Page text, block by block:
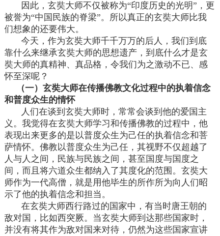
因此，玄奘大师不仅被称为“印度历史的光明”，更
被誉为“中国民族的脊梁”。所以真正的玄奘大师比我
们想象的还要伟大。
今天，作为玄奘大师千千万万的后人，我们到底
靠什么来继承玄奘大师的思想遗产，到底什么才是玄
奘大师的真精神、真品格，令我们为之激动不已、感
怀至深呢？
（一）玄奘大师在传播佛教文化过程中的执着信念
和普度众生的情怀
人们在谈到玄奘大师时，常常会谈到他的爱国主
义。我觉得在玄奘大师学习和传播佛教的过程中，他
表现出来更多的是以普度众生为己任的执着信念和菩
萨情怀。佛教以普度众生为己任，其视野不仅超越了
人与人之间，民族与民族之间，甚至国度与国度之
间，而且将六道众生都纳入了其度化的范围。玄奘大
师作为一代高僧，就是用他毕生的所作所为向人们昭
示了他的执着信念和担当。
在玄奘大师西行路过的国家中，有当时唐王朝的
敌对国，比如西突厥。当玄奘大师到达那些国家时，
并没有将其作为敌对国来对待，仍然为这些国家宣讲